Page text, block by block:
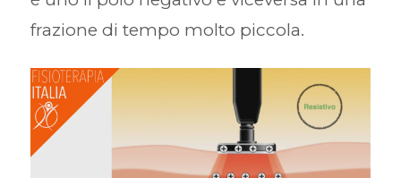
frazione di tempo molto piccola.